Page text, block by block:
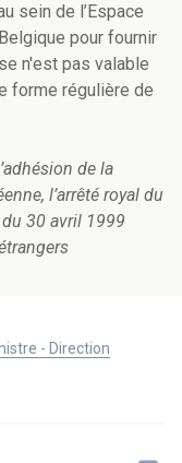
sein de l’Espace
pour fournir
n'est pas valable
forme régulière de
de la
l’arrêté royal du
30 avril 1999
- Direction